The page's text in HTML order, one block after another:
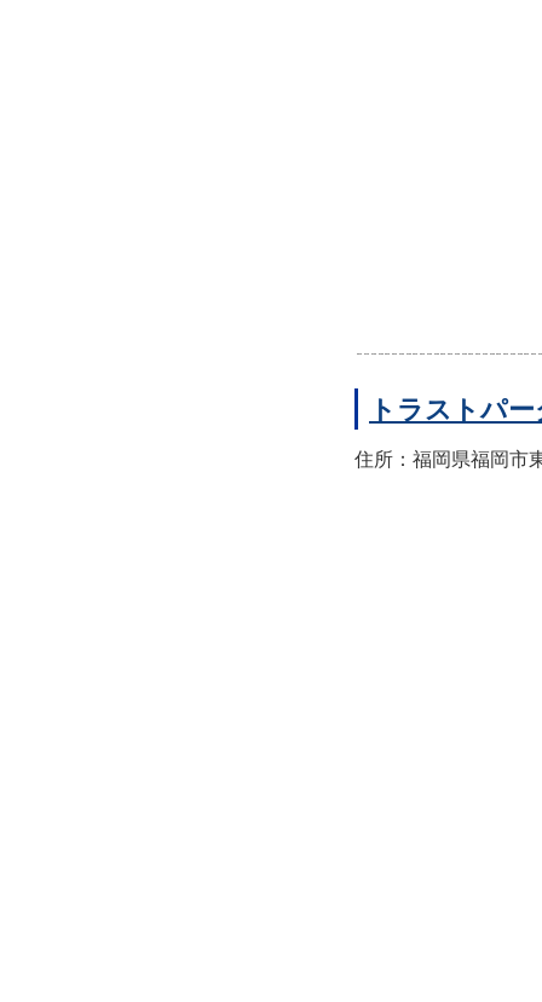
トラストパ
住所：福岡県福岡市